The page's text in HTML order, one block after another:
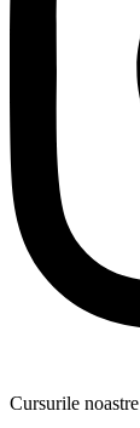
Cursurile noastre